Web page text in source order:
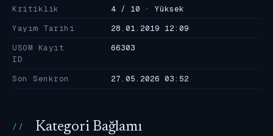
Kritiklik
4 / 10 · Yüksek
Yayım Tarihi
28.01.2019 12:09
USOM Kayıt
ID
66303
Son Senkron 27.05.2026 03:52
Kategori Bağlamı